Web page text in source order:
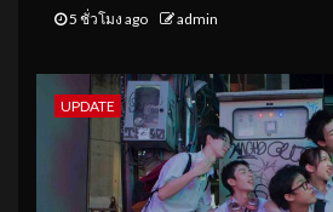
5 ชั่วโมง ago admin
UPDATE